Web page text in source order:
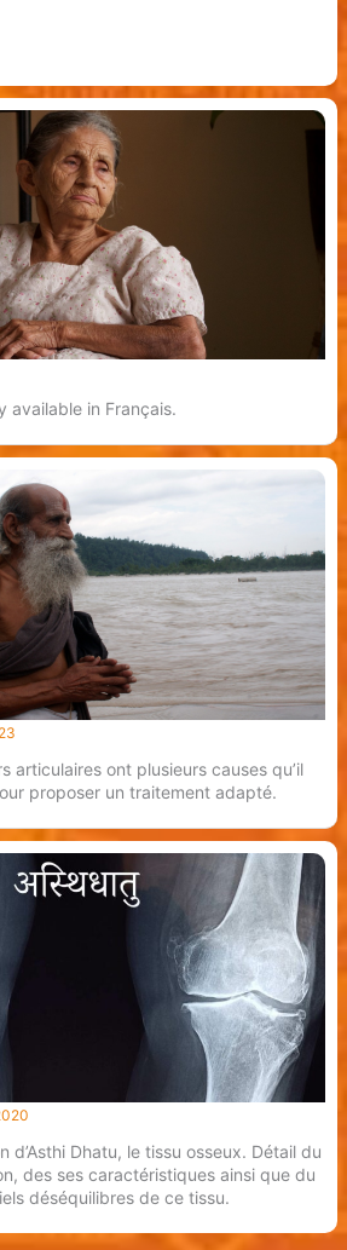
available in Français.
articulaires ont plusieurs causes qu’il
proposer un traitement adapté.
d’Asthi Dhatu, le tissu osseux. Détail du
des ses caractéristiques ainsi que du
déséquilibres de ce tissu.